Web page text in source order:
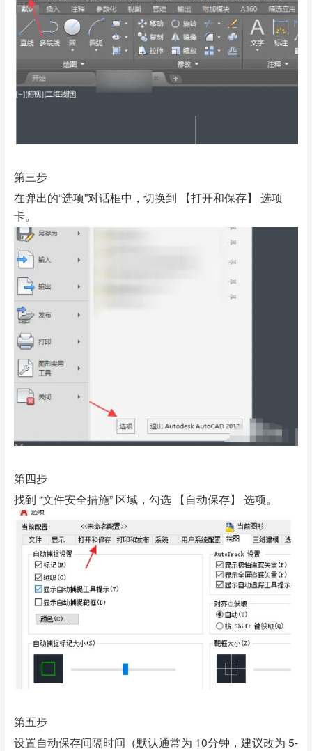
第三步
在弹出的“选项”对话框中，切换到 【打开和保存】 选项
卡。
第四步
找到 “文件安全措施” 区域，勾选 【自动保存】 选项。
第五步
设置自动保存间隔时间（默认通常为 10分钟，建议改为 5-